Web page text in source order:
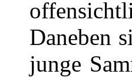
Daneben
junge